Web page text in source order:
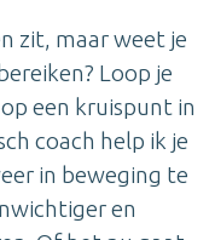
zit, maar weet je
Loop je
een kruispunt in
coach help ik je
in beweging te
en